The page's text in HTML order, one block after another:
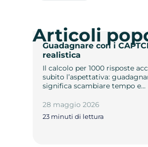
Guadagnare con i
realistica
Il calcolo per 1000 risposte
subito l’aspettativa:
significa scambiare tempo e…
28 maggio 2026
23 minuti di lettura
Articoli